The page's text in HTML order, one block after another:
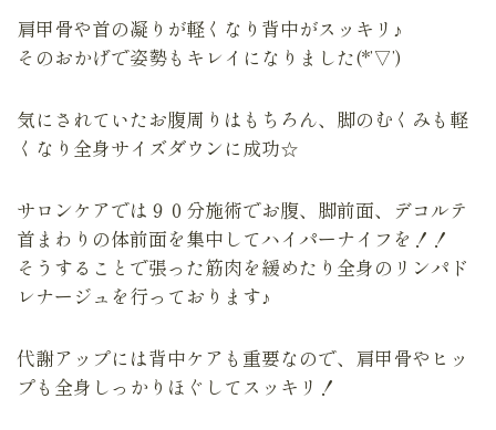
肩甲骨や首の凝りが軽くなり背中がスッキリ♪
そのおかげで姿勢もキレイになりました(*’▽’)
気にされていたお腹周りはもちろん、脚のむくみも軽
くなり全身サイズダウンに成功☆
サロンケアでは９０分施術でお腹、脚前面、デコルテ
首まわりの体前面を集中してハイパーナイフを！！
そうすることで張った筋肉を緩めたり全身のリンパド
レナージュを行っております♪
代謝アップには背中ケアも重要なので、肩甲骨やヒッ
プも全身しっかりほぐしてスッキリ！